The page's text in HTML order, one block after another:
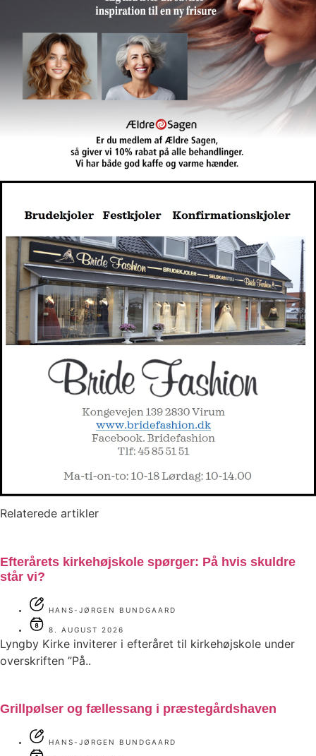
Relaterede artikler
Efterårets kirkehøjskole spørger: På hvis skuldre
står vi?
HANS-JØRGEN BUNDGAARD
8. AUGUST 2026
Lyngby Kirke inviterer i efteråret til kirkehøjskole under
overskriften ”På..
Grillpølser og fællessang i præstegårdshaven
HANS-JØRGEN BUNDGAARD